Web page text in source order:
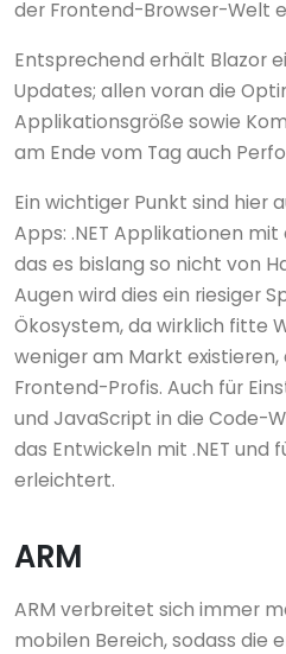
der Frontend-Browser-Welt
Entsprechend erhält Blazor
Updates; allen voran die
Applikationsgröße sowie
am Ende vom Tag auch
Ein wichtiger Punkt sind hier
Apps: .NET Applikationen
das es bislang so nicht von
Augen wird dies ein riesiger
Ökosystem, da wirklich fitte
weniger am Markt
Frontend-Profis. Auch für
und JavaScript in die Code-
das Entwickeln mit .NET und
erleichtert.
ARM
ARM verbreitet sich immer
mobilen Bereich, sodass